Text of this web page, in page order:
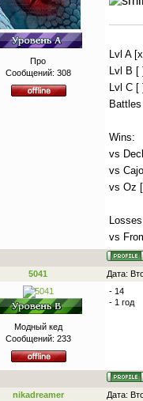
Про
Сообщений: 308
Lvl A
Lvl B [
Lvl C [
Battles
Wins:
vs
vs
vs Oz
vs
5041 Дата:
Модный кед
Сообщений: 233
- 14
- 1 год
nikadreamer Дата: